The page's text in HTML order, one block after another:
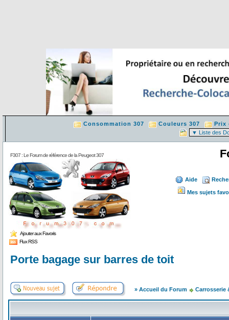
Consommation 307 Couleurs 307 Prix
F307 : Le Forum de référence de la Peugeot 307
Ajouter aux Favoris
Flux RSS
Aide
Mes sujets
Porte bagage sur barres de toit
» Accueil du Forum Carrosserie